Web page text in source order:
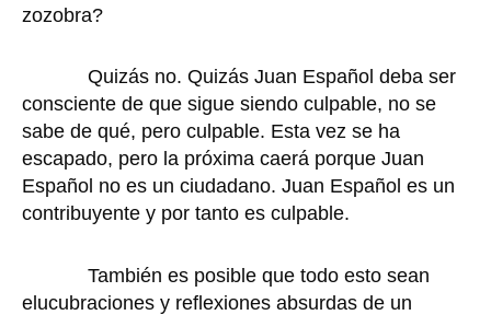
zozobra?
Quizás no. Quizás Juan Español deba ser
consciente de que sigue siendo culpable, no se
sabe de qué, pero culpable. Esta vez se ha
escapado, pero la próxima caerá porque Juan
Español no es un ciudadano. Juan Español es un
contribuyente y por tanto es culpable.
También es posible que todo esto sean
elucubraciones y reflexiones absurdas de un